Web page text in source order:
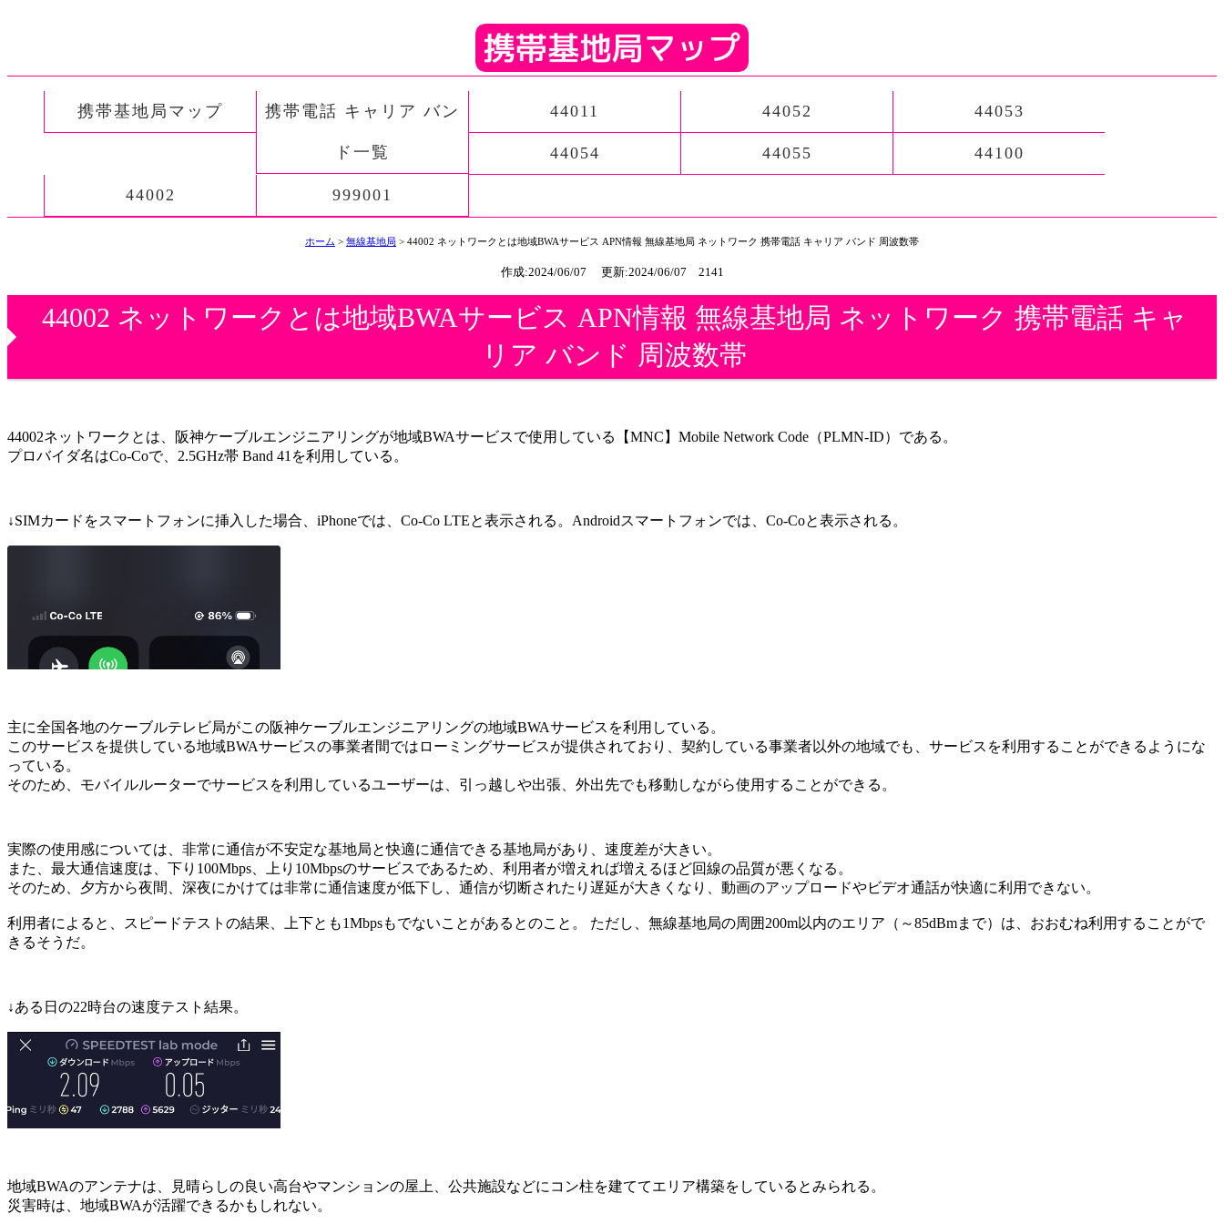
携帯基地局マップ 携帯電話 キャリア バン
ド一覧
44011 44052 44053
44054 44055 44100
44002 999001
ホーム > 無線基地局 > 44002 ネットワークとは地域BWAサービス APN情報 無線基地局 ネットワーク 携帯電話 キャリア バンド 周波数帯
作成:2024/06/07 更新:2024/06/07 2141
44002 ネットワークとは地域BWAサービス APN情報 無線基地局 ネットワーク 携帯電話 キャ
リア バンド 周波数帯
44002ネットワークとは、阪神ケーブルエンジニアリングが地域BWAサービスで使用している【MNC】Mobile Network Code（PLMN-ID）である。
プロバイダ名はCo-Coで、2.5GHz帯 Band 41を利用している。
↓SIMカードをスマートフォンに挿入した場合、iPhoneでは、Co-Co LTEと表示される。Androidスマートフォンでは、Co-Coと表示される。
主に全国各地のケーブルテレビ局がこの阪神ケーブルエンジニアリングの地域BWAサービスを利用している。
このサービスを提供している地域BWAサービスの事業者間ではローミングサービスが提供されており、契約している事業者以外の地域でも、サービスを利用することができるようにな
っている。
そのため、モバイルルーターでサービスを利用しているユーザーは、引っ越しや出張、外出先でも移動しながら使用することができる。
実際の使用感については、非常に通信が不安定な基地局と快適に通信できる基地局があり、速度差が大きい。
また、最大通信速度は、下り100Mbps、上り10Mbpsのサービスであるため、利用者が増えれば増えるほど回線の品質が悪くなる。
そのため、夕方から夜間、深夜にかけては非常に通信速度が低下し、通信が切断されたり遅延が大きくなり、動画のアップロードやビデオ通話が快適に利用できない。
利用者によると、スピードテストの結果、上下とも1Mbpsもでないことがあるとのこと。 ただし、無線基地局の周囲200m以内のエリア（～85dBmまで）は、おおむね利用することがで
きるそうだ。
↓ある日の22時台の速度テスト結果。
地域BWAのアンテナは、見晴らしの良い高台やマンションの屋上、公共施設などにコン柱を建ててエリア構築をしているとみられる。
災害時は、地域BWAが活躍できるかもしれない。